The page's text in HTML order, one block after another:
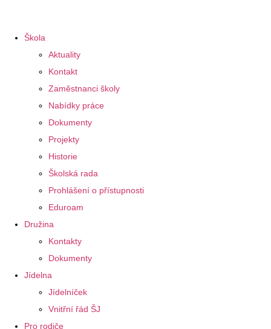
Škola
Aktuality
Kontakt
Zaměstnanci školy
Nabídky práce
Dokumenty
Projekty
Historie
Školská rada
Prohlášení o přístupnosti
Eduroam
Družina
Kontakty
Dokumenty
Jídelna
Jídelníček
Vnitřní řád ŠJ
Pro rodiče